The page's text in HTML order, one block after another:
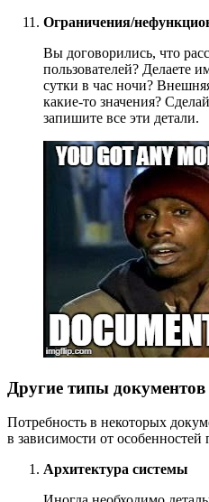
Ограничения/
Вы договорились, что
пользователей? Делаете
сутки в час ночи?
какие-то значения?
запишите все эти детали.
Другие типы документов
Потребность в некоторых
в зависимости от особенностей
Архитектура системы